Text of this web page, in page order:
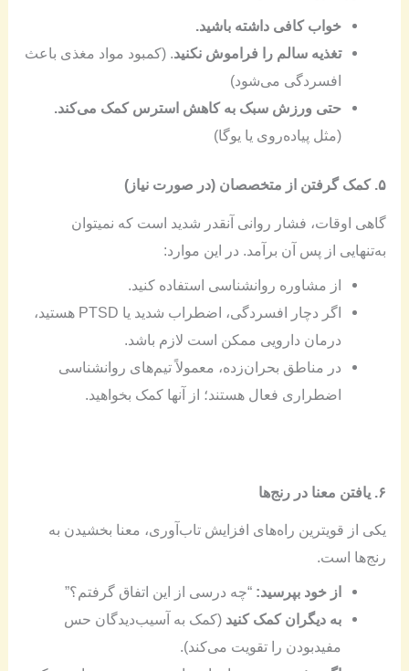
خواب کافی داشته باشید.
تغذیه سالم را فراموش نکنید. (کمبود مواد مغذی باعث
افسردگی می‌شود)
حتی ورزش سبک به کاهش استرس کمک می‌کند.
(مثل پیاده‌روی یا یوگا)
۵. کمک گرفتن از متخصصان (در صورت نیاز)
گاهی اوقات، فشار روانی آنقدر شدید است که نمیتوان
به‌تنهایی از پس آن برآمد. در این موارد:
از مشاوره روانشناسی استفاده کنید.
اگر دچار افسردگی، اضطراب شدید یا PTSD هستید،
درمان دارویی ممکن است لازم باشد.
در مناطق بحران‌زده، معمولاً تیم‌های روانشناسی
اضطراری فعال هستند؛ از آنها کمک بخواهید.
۶. یافتن معنا در رنج‌ها
یکی از قویترین راه‌های افزایش تاب‌آوری، معنا بخشیدن به
رنج‌ها است.
از خود بپرسید:“چه درسی از این اتفاق گرفتم؟”
به دیگران کمک کنید (کمک به آسیب‌دیدگان حس
مفیدبودن را تقویت می‌کند).